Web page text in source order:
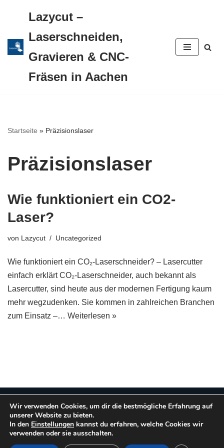
Inhalt
springen
Lazycut –
Laserschneiden,
Gravieren & CNC-
Fräsen in Aachen
Startseite » Präzisionslaser
Präzisionslaser
Wie funktioniert ein CO2-
Laser?
von Lazycut Uncategorized
Wie funktioniert ein CO₂-Laserschneider? – Lasercutter
einfach erklärt CO₂-Laserschneider, auch bekannt als
Lasercutter, sind heute aus der modernen Fertigung kaum
mehr wegzudenken. Sie kommen in zahlreichen Branchen
zum Einsatz –… Weiterlesen »
Präziser Laserzuschnitt für Architektur, Modellbau &
Unternehmen
Kontakt
Impressum Downloads Ratgeber
Wir verwenden Cookies, um dir die bestmögliche Erfahrung auf
unserer Website zu bieten.
In den Einstellungen kannst du erfahren, welche Cookies wir
verwenden oder sie ausschalten.